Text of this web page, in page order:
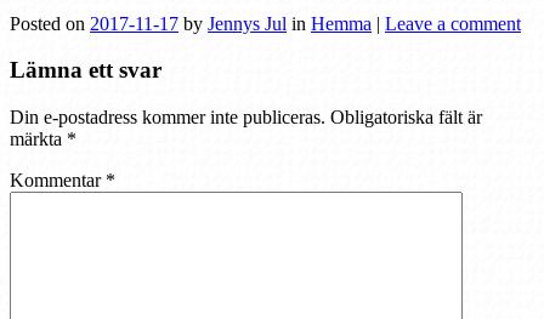
Posted on 2017-11-17 by Jennys Jul in Hemma | Leave a comment
Lämna ett svar
Din e-postadress kommer inte publiceras. Obligatoriska fält är
märkta *
Kommentar *